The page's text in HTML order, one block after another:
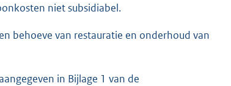
niet subsidiabel.
behoeve van restauratie en onderhoud van
in Bijlage 1 van de